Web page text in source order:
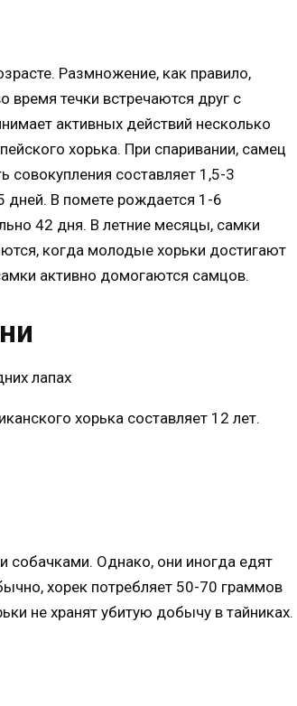
Размножение, как правило,
время течки встречаются друг с
активных действий несколько
хорька. При спаривании, самец
совокупления составляет 1,5-3
дней. В помете рождается 1-6
42 дня. В летние месяцы, самки
когда молодые хорьки достигают
активно домогаются самцов.
хорька составляет 12 лет.
собачками. Однако, они иногда едят
хорек потребляет 50-70 граммов
не хранят убитую добычу в тайниках.